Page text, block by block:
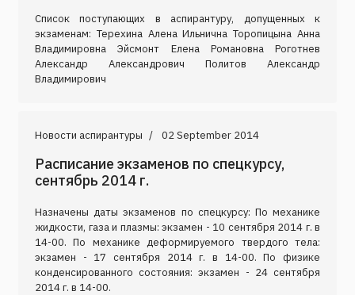
Список поступающих в аспирантуру, допущенных к
экзаменам: Терехина Алена Ильнична Торопицына Анна
Владимировна Эйсмонт Елена Романовна Роготнев
Александр Александрович Политов Александр
Владимирович
Новости аспирантуры 02 September 2014
Расписание экзаменов по спецкурсу,
сентябрь 2014 г.
Назначены даты экзаменов по спецкурсу: По механике
жидкости, газа и плазмы: экзамен - 10 сентября 2014 г. в
14-00. По механике деформируемого твердого тела:
экзамен - 17 сентября 2014 г. в 14-00. По физике
конденсированного состояния: экзамен - 24 сентября
2014 г. в 14-00.